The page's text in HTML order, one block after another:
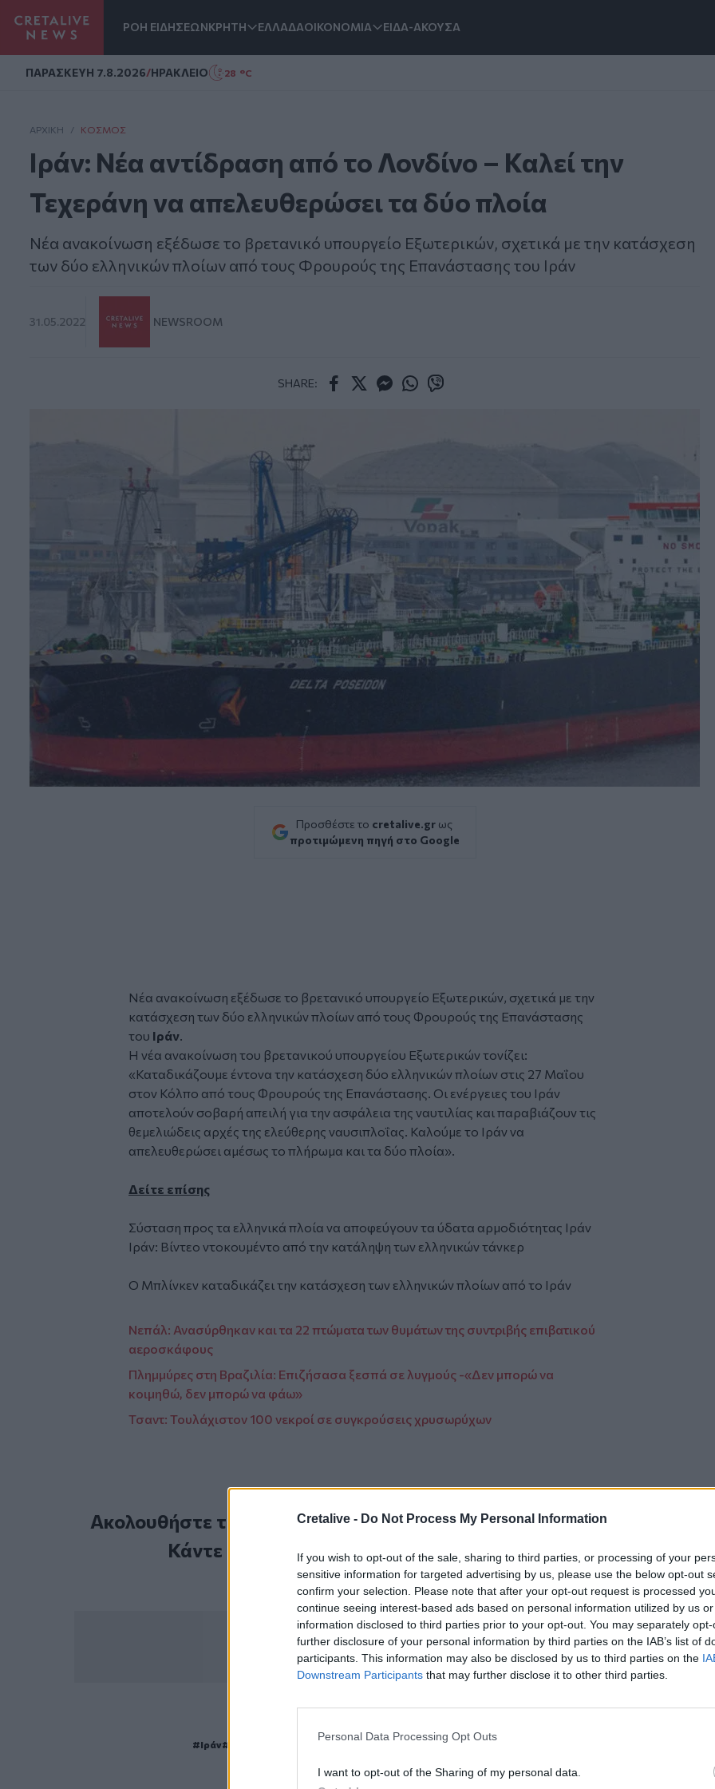
Cretalive - Do Not Process My Personal Information
If you wish to opt-out of the sale, sharing to third parties, or processing of your
sensitive information for targeted advertising by us, please use the below opt-out
confirm your selection. Please note that after your opt-out request is processed
continue seeing interest-based ads based on personal information utilized by us
information disclosed to third parties prior to your opt-out. You may separately
further disclosure of your personal information by third parties on the IAB’s list of
participants. This information may also be disclosed by us to third parties on the
Downstream Participants that may further disclose it to other third parties.
Personal Data Processing Opt Outs
I want to opt-out of the Sharing of my personal data.
ΡΟΗ ΕΙΔΗΣΕΩΝΚΡΗΤΗ ΕΛΛΑΔΑΟΙΚΟΝΟΜΙΑ ΕΙΔΑ-ΑΚΟΥΣΑ
ΠΑΡΑΣΚΕΥΗ 7.8.2026/ΗΡΑΚΛΕΙΟ 28 °C
ΑΡΧΙΚΗ / ΚΌΣΜΟΣ
Ιράν: Νέα αντίδραση από το Λονδίνο – Καλεί την
Τεχεράνη να απελευθερώσει τα δύο πλοία
Νέα ανακοίνωση εξέδωσε το βρετανικό υπουργείο Εξωτερικών, σχετικά με την κατάσχεση
των δύο ελληνικών πλοίων από τους Φρουρούς της Επανάστασης του Ιράν
31.05.2022 NEWSROOM
SHARE:
Προσθέστε το cretalive.gr ως
προτιμώμενη πηγή στο Google
Νέα ανακοίνωση εξέδωσε το βρετανικό υπουργείο Εξωτερικών, σχετικά με την
κατάσχεση των δύο ελληνικών πλοίων από τους Φρουρούς της Επανάστασης
του Ιράν.
Η νέα ανακοίνωση του βρετανικού υπουργείου Εξωτερικών τονίζει:
«Καταδικάζουμε έντονα την κατάσχεση δύο ελληνικών πλοίων στις 27 Μαΐου
στον Κόλπο από τους Φρουρούς της Επανάστασης. Οι ενέργειες του Ιράν
αποτελούν σοβαρή απειλή για την ασφάλεια της ναυτιλίας και παραβιάζουν τις
θεμελιώδεις αρχές της ελεύθερης ναυσιπλοΐας. Καλούμε το Ιράν να
απελευθερώσει αμέσως το πλήρωμα και τα δύο πλοία».
Δείτε επίσης
Σύσταση προς τα ελληνικά πλοία να αποφεύγουν τα ύδατα αρμοδιότητας Ιράν
Ιράν: Βίντεο ντοκουμέντο από την κατάληψη των ελληνικών τάνκερ
Ο Μπλίνκεν καταδικάζει την κατάσχεση των ελληνικών πλοίων από το Ιράν
Νεπάλ: Ανασύρθηκαν και τα 22 πτώματα των θυμάτων της συντριβής επιβατικού
αεροσκάφους
Πλημμύρες στη Βραζιλία: Επιζήσασα ξεσπά σε λυγμούς -«Δεν μπορώ να
κοιμηθώ, δεν μπορώ να φάω»
Τσαντ: Τουλάχιστον 100 νεκροί σε συγκρούσεις χρυσωρύχων
Ακολουθήστε το Cretalive στοGoogle Newsκαι στοFacebook
Κάντε εγγραφή στο κανάλι μας στοYouTube
Ιράν
Έλληνες Ναυτικοί Λονδίνο Εμπορικό Πλοίο